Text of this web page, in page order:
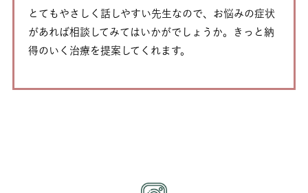
とてもやさしく話しやすい先生なので、お悩みの症状
があれば相談してみてはいかがでしょうか。きっと納
得のいく治療を提案してくれます。